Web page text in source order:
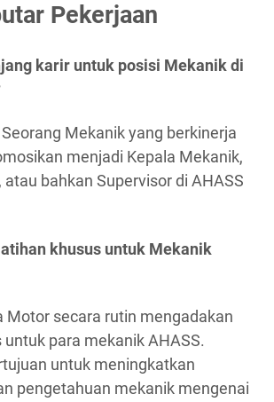
Pekerjaan
karir untuk posisi Mekanik di
Mekanik yang berkinerja
menjadi Kepala Mekanik,
atau bahkan Supervisor di AHASS
khusus untuk Mekanik
Motor secara rutin mengadakan
para mekanik AHASS.
untuk meningkatkan
pengetahuan mekanik mengenai